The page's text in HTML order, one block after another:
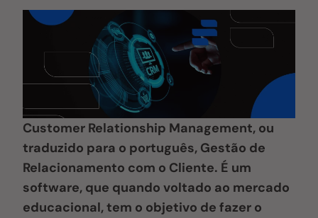
Customer Relationship Management, ou
traduzido para o português, Gestão de
Relacionamento com o Cliente. É um
software, que quando voltado ao mercado
educacional, tem o objetivo de fazer o